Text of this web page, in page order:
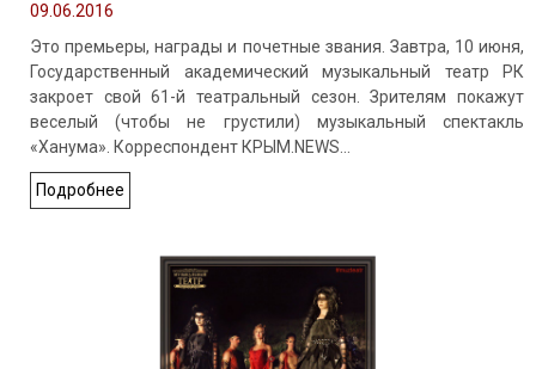
09.06.2016
Это премьеры, награды и почетные звания. Завтра, 10 июня,
Государственный академический музыкальный театр РК
закроет свой 61-й театральный сезон. Зрителям покажут
веселый (чтобы не грустили) музыкальный спектакль
«Ханума». Корреспондент КРЫМ.NEWS…
Подробнее